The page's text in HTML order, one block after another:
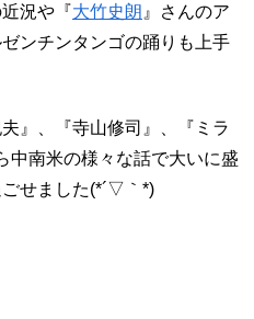
況や『大竹史朗 』さんのア
ンチンタンゴの踊りも上手
』、『寺山修司』、『ミラ
中南米の様々な話で大いに盛
せました(*´▽｀*)